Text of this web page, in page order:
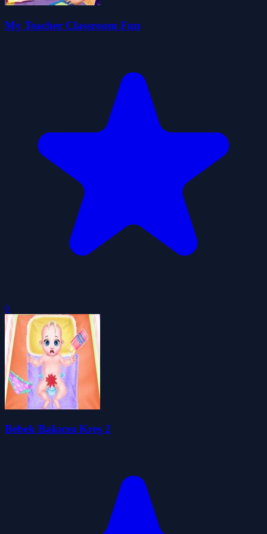
My Teacher Classroom Fun
0
Bebek Bakıcısı Kreş 2